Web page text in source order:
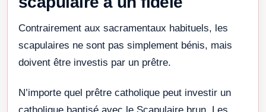
Contrairement aux sacramentaux habituels, les
scapulaires ne sont pas simplement bénis, mais
doivent être investis par un prêtre.
N’importe quel prêtre catholique peut investir un